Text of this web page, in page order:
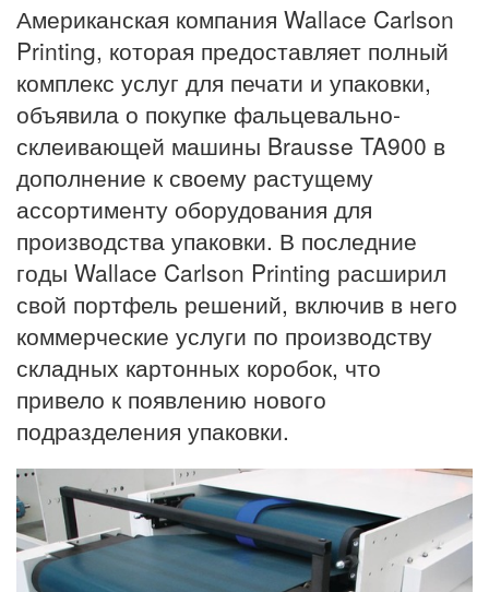
Американская компания Wallace Carlson
Printing, которая предоставляет полный
комплекс услуг для печати и упаковки,
объявила о покупке фальцевально-
склеивающей машины Brausse TA900 в
дополнение к своему растущему
ассортименту оборудования для
производства упаковки. В последние
годы Wallace Carlson Printing расширил
свой портфель решений, включив в него
коммерческие услуги по производству
складных картонных коробок, что
привело к появлению нового
подразделения упаковки.